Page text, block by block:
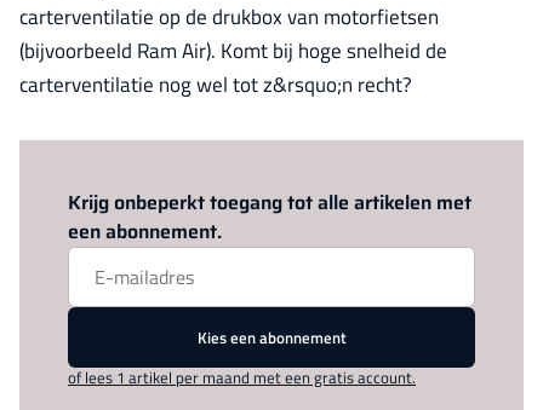
carterventilatie op de drukbox van motorfietsen
(bijvoorbeeld Ram Air). Komt bij hoge snelheid de
carterventilatie nog wel tot z&rsquo;n recht?
Krijg onbeperkt toegang tot alle artikelen met
een abonnement.
Kies een abonnement
of lees 1 artikel per maand met een gratis account.